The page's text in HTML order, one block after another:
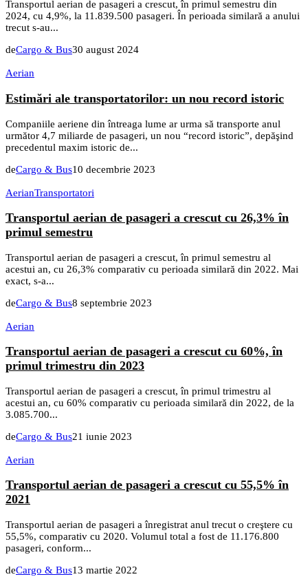
Transportul aerian de pasageri a crescut, în primul semestru din
2024, cu 4,9%, la 11.839.500 pasageri. În perioada similară a anului
trecut s-au...
deCargo & Bus30 august 2024
Aerian
Estimări ale transportatorilor: un nou record istoric
Companiile aeriene din întreaga lume ar urma să transporte anul
următor 4,7 miliarde de pasageri, un nou “record istoric”, depăşind
precedentul maxim istoric de...
deCargo & Bus10 decembrie 2023
AerianTransportatori
Transportul aerian de pasageri a crescut cu 26,3% în
primul semestru
Transportul aerian de pasageri a crescut, în primul semestru al
acestui an, cu 26,3% comparativ cu perioada similară din 2022. Mai
exact, s-a...
deCargo & Bus8 septembrie 2023
Aerian
Transportul aerian de pasageri a crescut cu 60%, în
primul trimestru din 2023
Transportul aerian de pasageri a crescut, în primul trimestru al
acestui an, cu 60% comparativ cu perioada similară din 2022, de la
3.085.700...
deCargo & Bus21 iunie 2023
Aerian
Transportul aerian de pasageri a crescut cu 55,5% în
2021
Transportul aerian de pasageri a înregistrat anul trecut o creştere cu
55,5%, comparativ cu 2020. Volumul total a fost de 11.176.800
pasageri, conform...
deCargo & Bus13 martie 2022